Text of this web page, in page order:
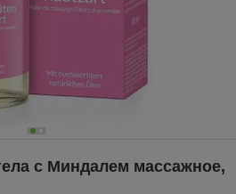
с Миндалем массажное,